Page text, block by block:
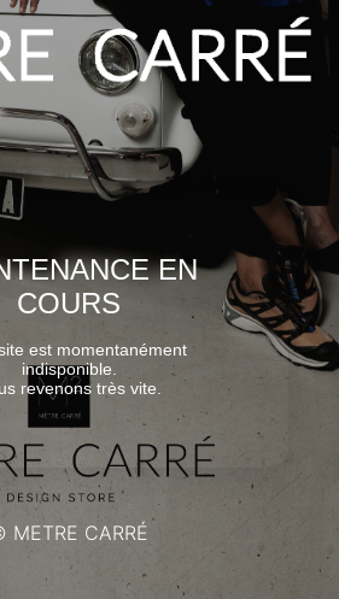
EN
COURS
est momentanément
indisponible.
revenons très vite.
METRE CARRÉ